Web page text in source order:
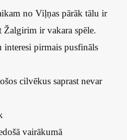
no Viļņas pārāk tālu ir
Žalgirim ir vakara spēle.
pirmais pusfināls
cilvēkus saprast nevar
vairākumā